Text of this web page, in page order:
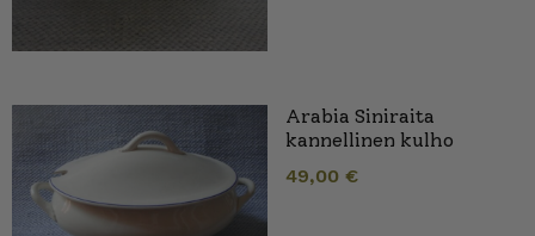
Arabia Siniraita
kannellinen kulho
49,00 €